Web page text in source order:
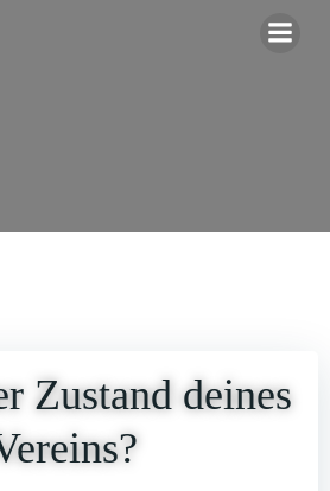
Zustand deines